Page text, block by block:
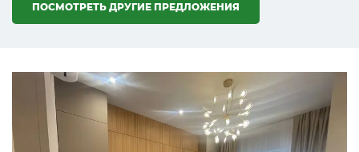
ПОСМОТРЕТЬ ДРУГИЕ ПРЕДЛОЖЕНИЯ